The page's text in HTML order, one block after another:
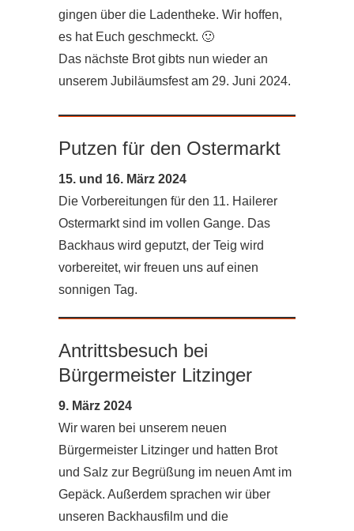
gingen über die Ladentheke. Wir hoffen,
es hat Euch geschmeckt. 🙂
Das nächste Brot gibts nun wieder an
unserem Jubiläumsfest am 29. Juni 2024.
Putzen für den Ostermarkt
15. und 16. März 2024
Die Vorbereitungen für den 11. Hailerer
Ostermarkt sind im vollen Gange. Das
Backhaus wird geputzt, der Teig wird
vorbereitet, wir freuen uns auf einen
sonnigen Tag.
Antrittsbesuch bei
Bürgermeister Litzinger
9. März 2024
Wir waren bei unserem neuen
Bürgermeister Litzinger und hatten Brot
und Salz zur Begrüßung im neuen Amt im
Gepäck. Außerdem sprachen wir über
unseren Backhausfilm und die